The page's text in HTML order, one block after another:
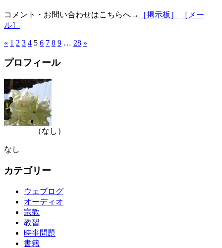
コメント・お問い合わせはこちらへ→ ［掲示板］
［メー
ル］
« 1 2 3 4 5 6 7 8 9 … 28 »
プロフィール
（なし）
なし
カテゴリー
ウェブログ
オーディオ
宗教
教習
時事問題
書籍